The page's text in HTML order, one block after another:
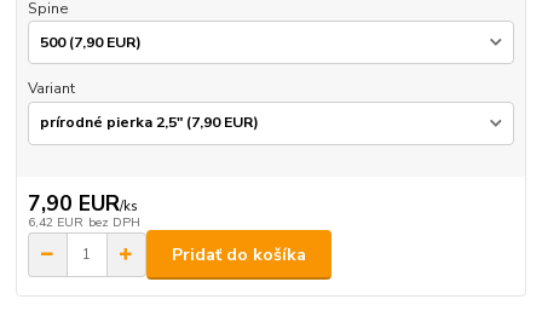
Spine
Variant
7,90 EUR/ks
6,42 EUR bez DPH
Pridať do košíka